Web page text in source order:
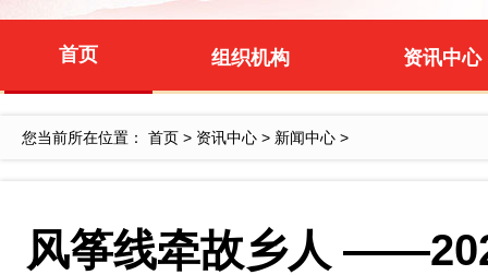
首页 组织机构 资讯中心
您当前所在位置： 首页 > 资讯中心 > 新闻中心 >
风筝线牵故乡人